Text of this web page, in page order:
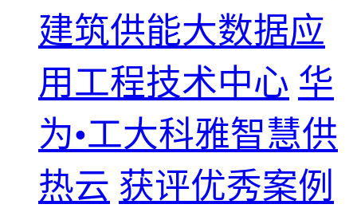
建筑供能大数据应
用工程技术中心 华
为•工大科雅智慧供
热云 获评优秀案例